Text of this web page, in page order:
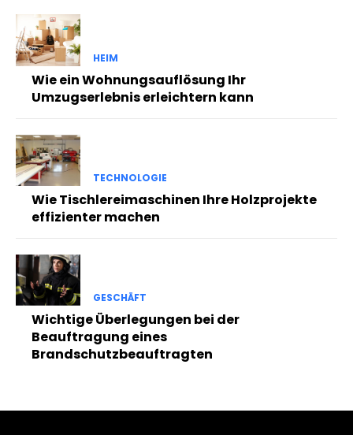
HEIM
Wie ein Wohnungsauflösung Ihr
Umzugserlebnis erleichtern kann
TECHNOLOGIE
Wie Tischlereimaschinen Ihre Holzprojekte
effizienter machen
GESCHÄFT
Wichtige Überlegungen bei der
Beauftragung eines
Brandschutzbeauftragten